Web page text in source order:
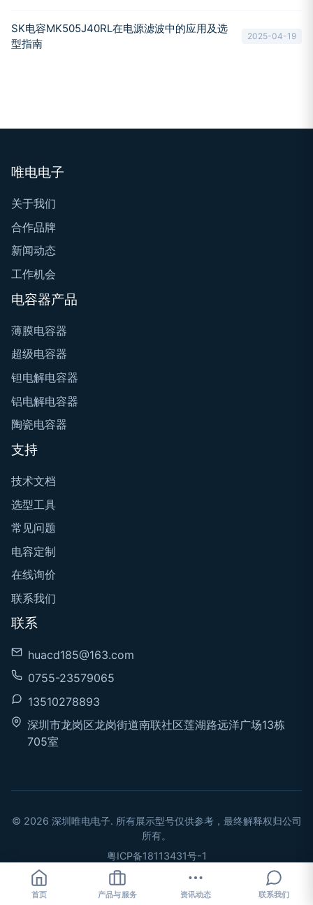
SK电容MK505J40RL在电源滤波中的应用及选
型指南
2025-04-19
唯电电子
关于我们
合作品牌
新闻动态
工作机会
电容器产品
薄膜电容器
超级电容器
钽电解电容器
铝电解电容器
陶瓷电容器
支持
技术文档
选型工具
常见问题
电容定制
在线询价
联系我们
联系
huacd185@163.com
0755-23579065
13510278893
深圳市龙岗区龙岗街道南联社区莲湖路远洋广场13栋
705室
© 2026 深圳唯电电子. 所有展示型号仅供参考，最终解释权归公司
所有。
粤ICP备18113431号-1
首页 产品与服务 资讯动态 联系我们